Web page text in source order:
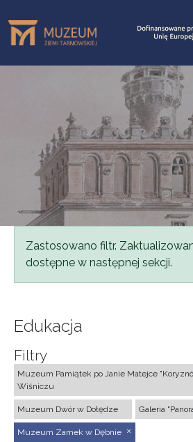
Komunikat
Zastosowano filtr.
dostępne w następnej sekcji.
Edukacja
Filtry
Muzeum Pamiątek po Janie Matejce
Wiśniczu
Muzeum Dwór w Dołędze Galeria
Muzeum Zamek w Dębnie